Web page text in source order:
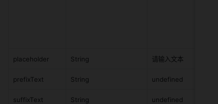
placeholder String 请输入文本
prefixText String undefined
suffixText String undefined